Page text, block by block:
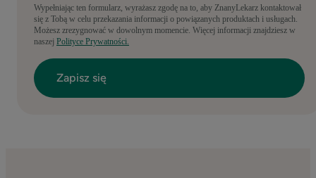
Wypełniając ten formularz, wyrażasz zgodę na to, aby ZnanyLekarz kontaktował
się z Tobą w celu przekazania informacji o powiązanych produktach i usługach.
Możesz zrezygnować w dowolnym momencie. Więcej informacji znajdziesz w
naszej Polityce Prywatności.